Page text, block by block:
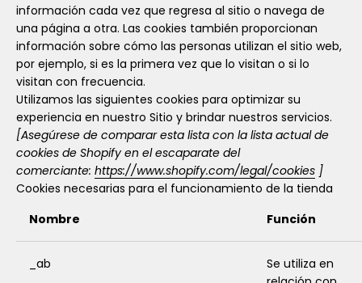
información cada vez que regresa al sitio o navega de
una página a otra. Las cookies también proporcionan
información sobre cómo las personas utilizan el sitio web,
por ejemplo, si es la primera vez que lo visitan o si lo
visitan con frecuencia.
Utilizamos las siguientes cookies para optimizar su
experiencia en nuestro Sitio y brindar nuestros servicios.
[Asegúrese de comparar esta lista con la lista actual de
cookies de Shopify en el escaparate del
comerciante: https://www.shopify.com/legal/cookies ]
Cookies necesarias para el funcionamiento de la tienda
Nombre
Función
_ab
Se utiliza en